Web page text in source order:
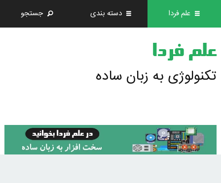
علم فردا دسته بندی جستجو
علم فردا
تکنولوژی به زبان ساده